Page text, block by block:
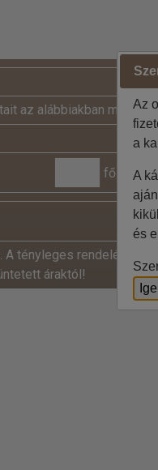
az alábbiakban
fő x
A tényleges rendelés és
áraktól!
Az
a
A
és